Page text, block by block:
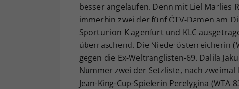
besser angelaufen. Denn mit Liel Marlies
immerhin zwei der fünf ÖTV-Damen am
Sportunion Klagenfurt und KLC
überraschend: Die Niederösterreicherin
gegen die Ex-Weltranglisten-69. Dalila
Nummer zwei der Setzliste, nach
Jean-King-Cup-Spielerin Perelygina